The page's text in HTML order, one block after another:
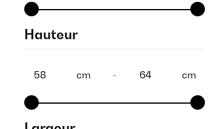
Hauteur
cm - cm